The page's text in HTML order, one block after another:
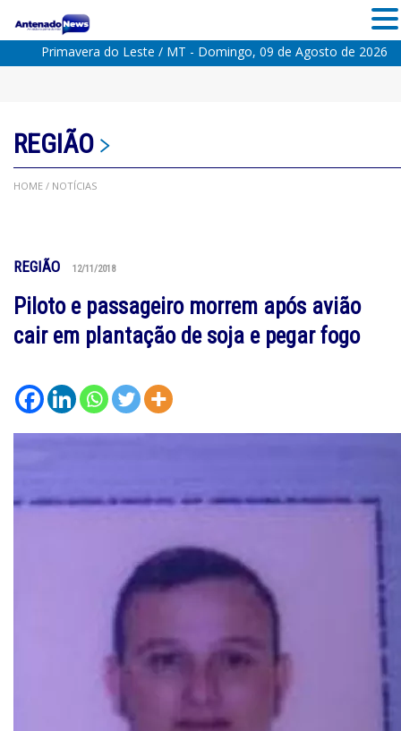
Primavera do Leste / MT - Domingo, 09 de Agosto de 2026
REGIÃO
HOME / NOTÍCIAS
REGIÃO 12/11/2018
Piloto e passageiro morrem após avião
cair em plantação de soja e pegar fogo